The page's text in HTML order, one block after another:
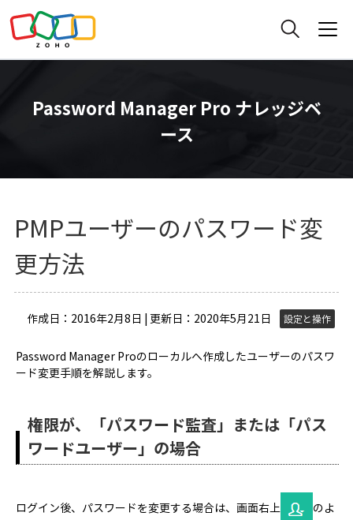
Password Manager Pro ナレッジベ
ース
PMPユーザーのパスワード変
更方法
作成日：2016年2月8日 | 更新日：2020年5月21日 設定と操作
Password Manager Proのローカルへ作成したユーザーのパスワ
ード変更手順を解説します。
権限が、「パスワード監査」または「パス
ワードユーザー」の場合
ログイン後、パスワードを変更する場合は、画面右上 のよ